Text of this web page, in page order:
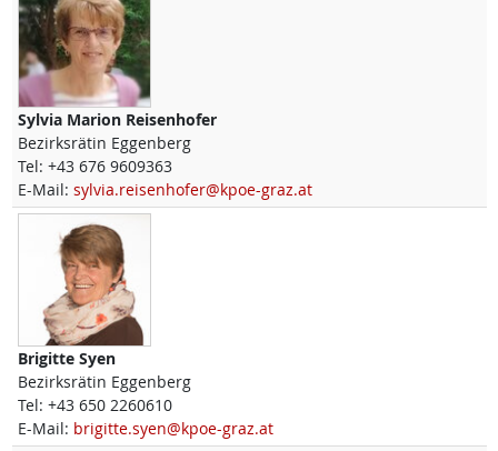
Sylvia Marion Reisenhofer
Bezirksrätin Eggenberg
Tel: +43 676 9609363
E-Mail: sylvia.reisenhofer@kpoe-graz.at
Brigitte Syen
Bezirksrätin Eggenberg
Tel: +43 650 2260610
E-Mail: brigitte.syen@kpoe-graz.at